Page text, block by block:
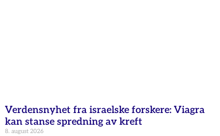
Verdensnyhet fra israelske forskere: Viagra
kan stanse spredning av kreft
8. august 2026